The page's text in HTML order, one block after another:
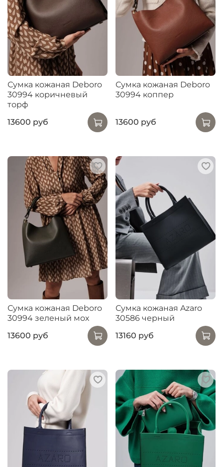
Сумка кожаная Deboro
30994 коричневый
торф
13600 руб
Сумка кожаная Deboro
30994 коппер
13600 руб
Сумка кожаная Deboro
30994 зеленый мох
13600 руб
Сумка кожаная Azaro
30586 черный
13160 руб